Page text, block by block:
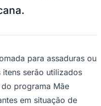
para assaduras ou
serão utilizados
programa Mãe
em situação de